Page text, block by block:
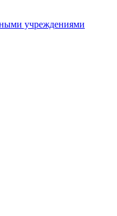
учреждениями